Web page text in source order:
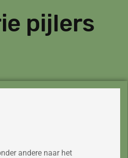
pijlers
andere naar het